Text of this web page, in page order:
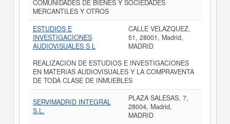
COMUNIDADES DE BIENES Y SOCIEDADES
MERCANTILES Y OTROS
ESTUDIOS E
INVESTIGACIONES
AUDIOVISUALES S L
CALLE VELAZQUEZ,
51, 28001, Madrid,
MADRID
REALIZACION DE ESTUDIOS E INVESTIGACIONES
EN MATERIAS AUDIOVISUALES Y LA COMPRAVENTA
DE TODA CLASE DE INMUEBLES
SERVIMADRID INTEGRAL
S.L.
PLAZA SALESAS, 7,
28004, Madrid,
MADRID